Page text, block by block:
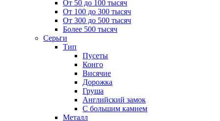
От 50 до 100 тысяч
От 100 до 300 тысяч
От 300 до 500 тысяч
Более 500 тысяч
Серьги
Тип
Пусеты
Конго
Висячие
Дорожка
Груша
Английский замок
С большим камнем
Металл